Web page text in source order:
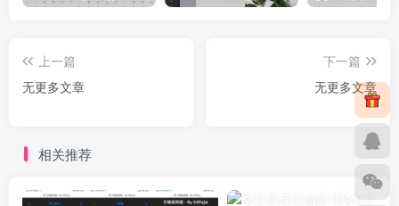
上一篇
无更多文章
下一篇
无更多文章
相关推荐